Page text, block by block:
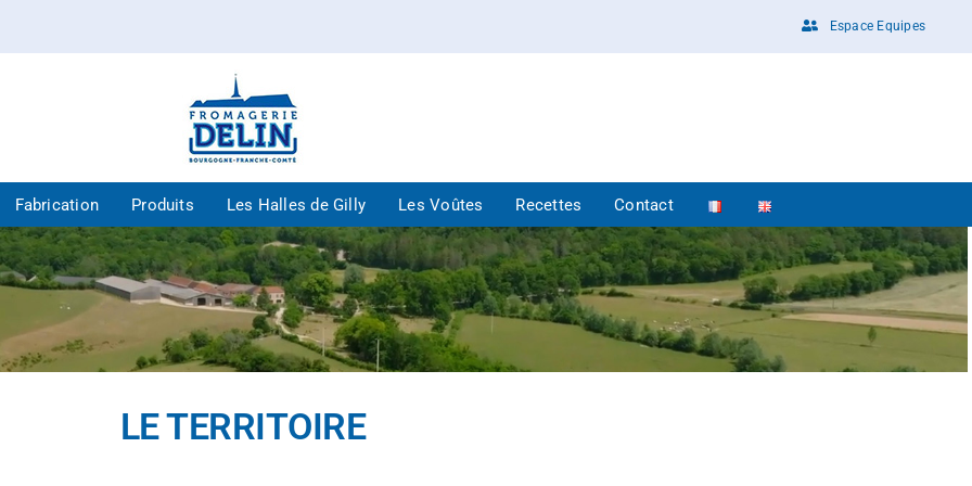
Espace Equipes
Fabrication Produits Les Halles de Gilly Les Voûtes Recettes Contact
LE TERRITOIRE